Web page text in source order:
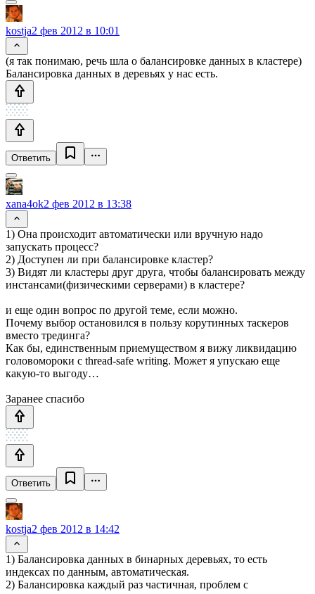
kostja2 фев 2012 в 10:01
(я так понимаю, речь шла о балансировке данных в кластере)
Балансировка данных в деревьях у нас есть.
Ответить
xana4ok2 фев 2012 в 13:38
1) Она происходит автоматически или вручную надо
запускать процесс?
2) Доступен ли при балансировке кластер?
3) Видят ли кластеры друг друга, чтобы балансировать между
инстансами(физическими серверами) в кластере?
и еще один вопрос по другой теме, если можно.
Почему выбор остановился в пользу корутинных таскеров
вместо трединга?
Как бы, единственным приемуществом я вижу ликвидацию
головомороки с thread-safe writing. Может я упускаю еще
какую-то выгоду…
Заранее спасибо
Ответить
kostja2 фев 2012 в 14:42
1) Балансировка данных в бинарных деревьях, то есть
индексах по данным, автоматическая.
2) Балансировка каждый раз частичная, проблем с